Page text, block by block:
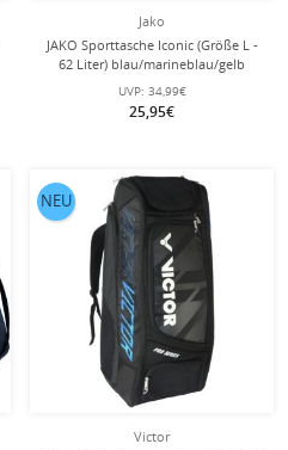
Jako
JAKO Sporttasche Iconic (Größe L -
62 Liter) blau/marineblau/gelb
UVP: 34,99€
25,95€
Victor
NEU